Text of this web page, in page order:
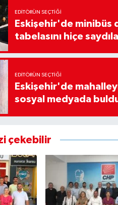
EDITÖRÜN SEÇTIĞI
Eskişehir'de minibüs
tabelasını hiçe
EDITÖRÜN SEÇTIĞI
Eskişehir'de
sosyal medyada
çekebilir